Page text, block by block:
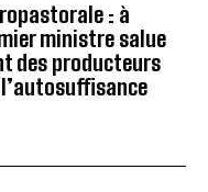
: à
ministre salue
des producteurs